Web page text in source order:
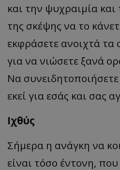
και την ψυχραιμία
της σκέψης να το
εκφράσετε ανοιχτά
για να νιώσετε ξανά
Να συνειδητοποιήσετε
εκεί για εσάς και σας
Ιχθύς
Σήμερα η ανάγκη να
είναι τόσο έντονη,